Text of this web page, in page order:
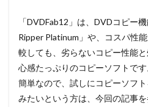
「DVDFab12」は、DVDコピー
Ripper Platinum」や、コスパ性
較しても、劣らないコピー性能
心感たっぷりのコピーソフトで
簡単なので、試しにコピーソフ
みたいという方は、今回の記事